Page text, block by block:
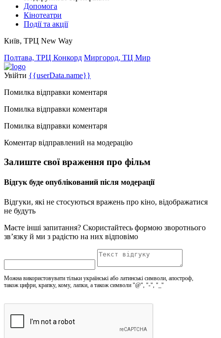
Допомога
Кінотеатри
Події та акції
Київ, ТРЦ New Way
Полтава, ТРЦ Конкорд Миргород, ТЦ Мир
Увійти {{userData.name}}
Помилка відправки коментаря
Помилка відправки коментаря
Помилка відправки коментаря
Коментар відправлений на модерацію
Залиште свої враження про фільм
Відгук буде опублікований після модерації
Відгуки, які не стосуються вражень про кіно, відображатися
не будуть
Маєте інші запитання? Скористайтесь формою зворотнього
зв’язку й ми з радістю на них відповімо
Можна використовувати тільки українські або латинські символи, апостроф,
також цифри, крапку, кому, лапки, а також символи "@", "-", "_"